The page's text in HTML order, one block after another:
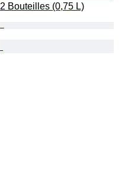
2 Bouteilles (0,75 L)